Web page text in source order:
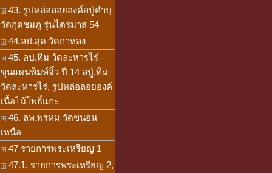
43. รูปหล่อลอยองค์ลปู่คำบุ
วัดกุดชมภู รุ่นไตรมาส 54
44.ลป.สุด วัดกาหลง
45. ลป.ทิม วัดละหารไร่ -
ขุนแผนพิมพ์จิ๋ว ปี 14 ลปู่.ทิม
วัดละหารไร่, รูปหล่อลอยองค์
เนื้อไม้โพธิ์แกะ
46. ลพ.พรหม วัดขนอน
เหนือ
47 รายการพระเหรียญ 1
47.1. รายการพระเหรียญ 2,